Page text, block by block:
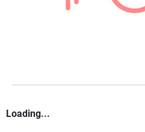
Loading...